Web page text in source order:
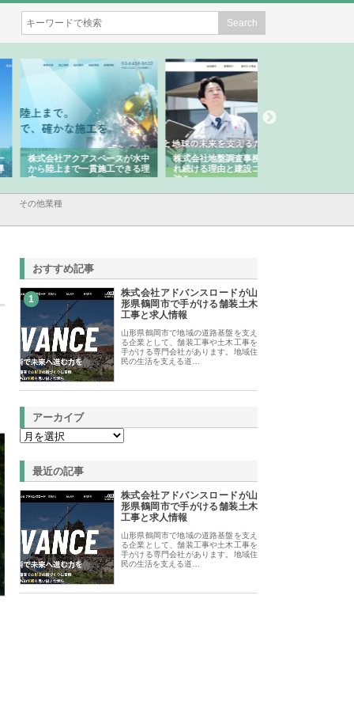
社アクアスペースが水中
上まで一貫施工できる理
株式会社地盤調査事務所が選ば
れ続ける理由と建設コンサルの
強み
その他業種
おすすめ記事
1
株式会社アドバンスロードが山
形県鶴岡市で手がける舗装土木
工事と求人情報
山形県鶴岡市で地域の道路基盤を支え
る企業として、舗装工事や土木工事を
手がける専門会社があります。地域住
民の生活を支える道…
アーカイブ
最近の記事
株式会社アドバンスロードが山
形県鶴岡市で手がける舗装土木
工事と求人情報
山形県鶴岡市で地域の道路基盤を支え
る企業として、舗装工事や土木工事を
手がける専門会社があります。地域住
民の生活を支える道…